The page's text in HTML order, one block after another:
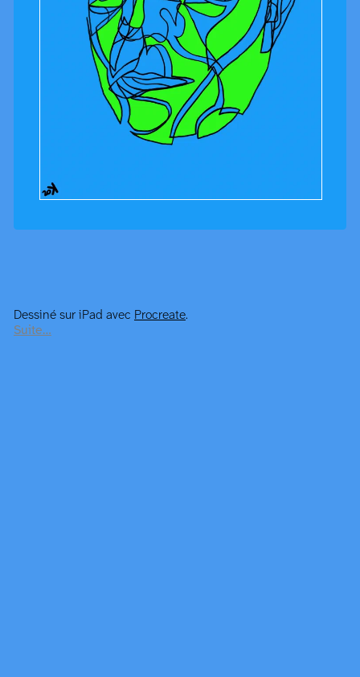
Dessiné sur iPad avec Procreate.
Suite…